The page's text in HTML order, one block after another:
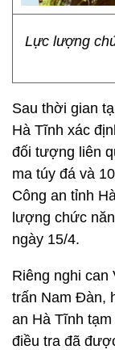
Lực lượng
Sau thời gian
Hà Tĩnh xác
đối tượng liên
ma túy đá và
Công an tỉnh
lượng chức
ngày 15/4.
Riêng nghi can
trấn Nam Đàn,
an Hà Tĩnh
điều tra đã